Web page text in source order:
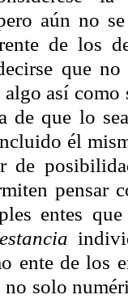
aún no
de los
que
así
de que lo
él
de
pensar
entes
estancia
ente de los
solo